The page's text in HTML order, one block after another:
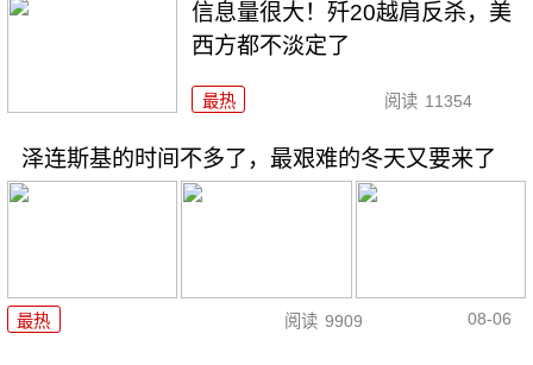
信息量很大！歼20越肩反杀，美
西方都不淡定了
最热 阅读 11354
泽连斯基的时间不多了，最艰难的冬天又要来了
最热 阅读 9909 08-06